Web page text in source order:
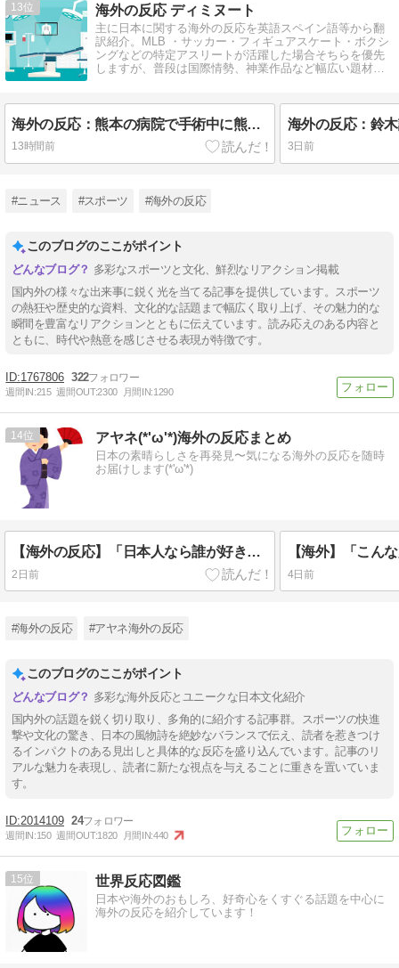
13 海外の反応 ディミヌート
主に日本に関する海外の反応を英語スペイン語等から翻
訳紹介。MLB ・サッカー・フィギュアスケート・ボクシ
ングなどの特定アスリートが活躍した場合そちらを優先
しますが、普段は国際情勢、神業作品など幅広い題材を
海外の反応：熊本の病院で手術中に熊本地震が発生、大揺れの中でも患者を守った医師たちの対応ぶりに海外大絶賛
13時間前 3日前
#ニュース #スポーツ #海外の反応
このブログのここがポイント
多彩なスポーツと文化、鮮烈なリアクション掲載
国内外の様々な出来事に鋭く光を当てる記事を提供しています。スポーツ
の熱狂や歴史的な資料、文化的な話題まで幅広く取り上げ、その魅力的な
瞬間を豊富なリアクションとともに伝えています。読み応えのある内容と
ともに、時代や熱意を感じさせる表現が特徴です。
1767806 322
週間IN:215 週間OUT:2300 月間IN:1290
14 アヤネ(*'ω'*)海外の反応まとめ
日本の素晴らしさを再発見〜気になる海外の反応を随時
お届けします(*'ω'*)
【海外の反応】「日本人なら誰が好き？」外国人が選んだ人物が予想外すぎたｗ
2日前 4日前
#海外の反応 #アヤネ海外の反応
このブログのここがポイント
多彩な海外反応とユニークな日本文化紹介
国内外の話題を鋭く切り取り、多角的に紹介する記事群。スポーツの快進
撃や文化の驚き、日本の風物詩を絶妙なバランスで伝え、読者を惹きつけ
るインパクトのある見出しと具体的な反応を盛り込んでいます。記事のリ
アルな魅力を表現し、読者に新たな視点を与えることに重きを置いていま
す。
2014109 24
週間IN:150 週間OUT:1820 月間IN:440
15 世界反応図鑑
日本や海外のおもしろ、好奇心をくすぐる話題を中心に
海外の反応を紹介しています！